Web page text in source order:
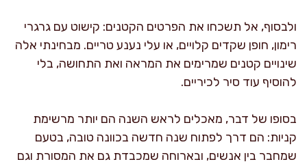
ולבסוף, אל תשכחו את הפרטים הקטנים: קישוט עם גרגרי
רימון, חופן שקדים קלויים, או עלי נענע טריים. מבחינתי אלה
שינויים קטנים שמרימים את המראה ואת התחושה, בלי
להוסיף עוד סיר לכיריים.
בסופו של דבר, מאכלים לראש השנה הם יותר מרשימת
קניות: הם דרך לפתוח שנה חדשה בכוונה טובה, בטעם
שמחבר בין אנשים, ובארוחה שמכבדת גם את המסורת וגם